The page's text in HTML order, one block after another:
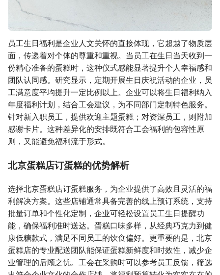
员工生日福利是企业人文关怀的直接体现，它超越了物质层
面，传递着对个体的尊重和重视。当员工在生日当天收到一
份精心准备的蛋糕时，这种仪式感能显著提升个人幸福感和
团队认同感。研究显示，定期开展生日庆祝活动的企业，员
工满意度平均提升一定比例以上。企业可以将生日福利纳入
年度福利计划，结合工会建议，为不同部门定制特色服务。
针对新入职员工，提供欢迎主题蛋糕；对资深员工，则附加
感谢卡片。这种差异化的安排既符合工会福利的包容性原
则，又能避免福利流于形式。
北京蛋糕店订蛋糕的优势解析
选择北京蛋糕店订蛋糕服务，为企业提供了高效且灵活的福
利解决方案。这些店铺通常具备完善的线上预订系统，支持
批量订单和个性化定制，企业可轻松设置员工生日提醒功
能，确保福利准时送达。蛋糕口味多样，从经典巧克力到健
康低糖款式，满足不同员工的饮食偏好。更重要的是，北京
蛋糕店的专业配送团队能保证蛋糕新鲜度和时效性，减少企
业管理的后顾之忧。工会在采购时可以参考员工反馈，筛选